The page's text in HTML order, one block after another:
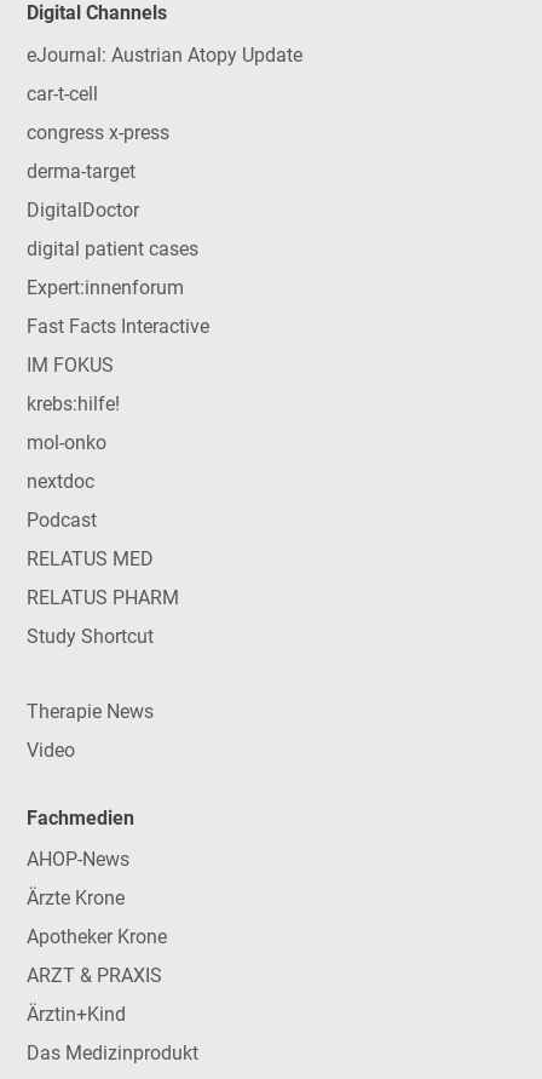
Digital Channels
eJournal: Austrian Atopy Update
car-t-cell
congress x-press
derma-target
DigitalDoctor
digital patient cases
Expert:innenforum
Fast Facts Interactive
IM FOKUS
krebs:hilfe!
mol-onko
nextdoc
Podcast
RELATUS MED
RELATUS PHARM
Study Shortcut
Therapie News
Video
Fachmedien
AHOP-News
Ärzte Krone
Apotheker Krone
ARZT & PRAXIS
Ärztin+Kind
Das Medizinprodukt